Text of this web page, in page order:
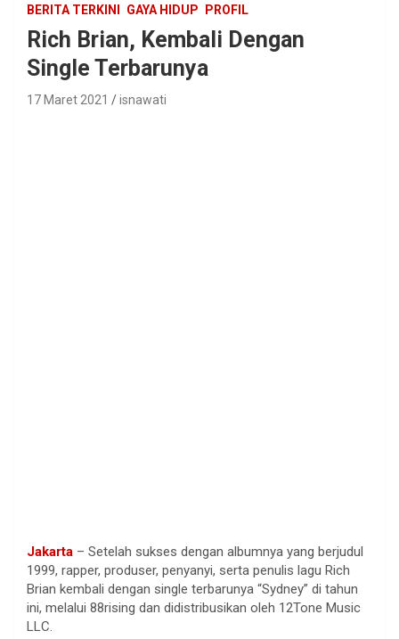
BERITA TERKINI GAYA HIDUP PROFIL
Rich Brian, Kembali Dengan
Single Terbarunya
17 Maret 2021 isnawati
Jakarta – Setelah sukses dengan albumnya yang berjudul
1999, rapper, produser, penyanyi, serta penulis lagu Rich
Brian kembali dengan single terbarunya “Sydney” di tahun
ini, melalui 88rising dan didistribusikan oleh 12Tone Music
LLC.